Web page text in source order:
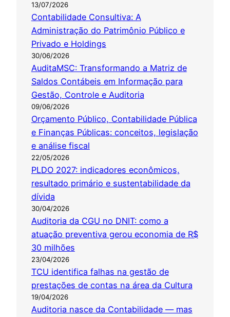
13/07/2026
Contabilidade Consultiva: A
Administração do Patrimônio Público e
Privado e Holdings
30/06/2026
AuditaMSC: Transformando a Matriz de
Saldos Contábeis em Informação para
Gestão, Controle e Auditoria
09/06/2026
Orçamento Público, Contabilidade Pública
e Finanças Públicas: conceitos, legislação
e análise fiscal
22/05/2026
PLDO 2027: indicadores econômicos,
resultado primário e sustentabilidade da
dívida
30/04/2026
Auditoria da CGU no DNIT: como a
atuação preventiva gerou economia de R$
30 milhões
23/04/2026
TCU identifica falhas na gestão de
prestações de contas na área da Cultura
19/04/2026
Auditoria nasce da Contabilidade — mas